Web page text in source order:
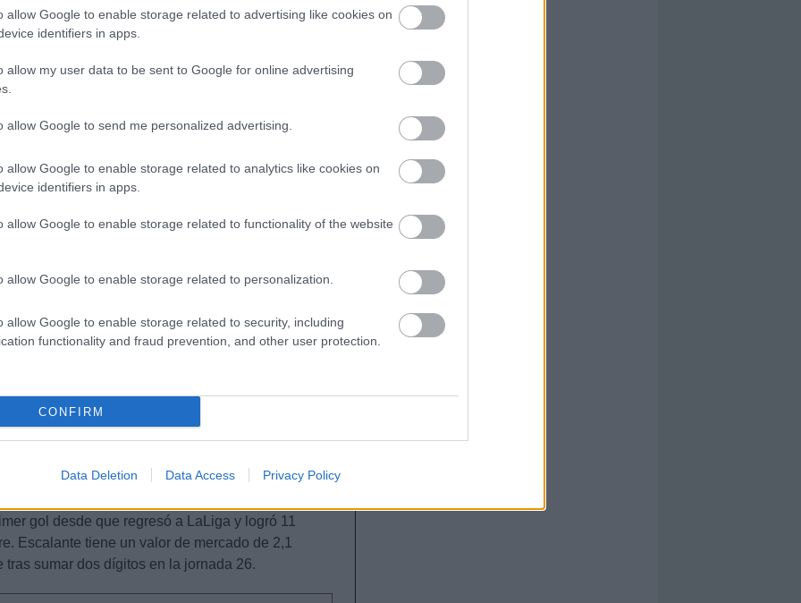
allow Google to enable storage related to advertising like cookies on
identifiers in apps.
allow my user data to be sent to Google for online advertising
allow Google to send me personalized advertising.
allow Google to enable storage related to analytics like cookies on
identifiers in apps.
allow Google to enable storage related to functionality of the website
allow Google to enable storage related to personalization.
allow Google to enable storage related to security, including
functionality and fraud prevention, and other user protection.
CONFIRM
Data Deletion Data Access Privacy Policy
el desacierto de los rematadores, pero, ¿qué
está siendo los más "fallones" esta temporada?
2.910.000)
lesiones musculares, el central hispano-
no pudo hacerlo de mejor forma. A los 4 minutos
tiro lejano que se alojó por la escuadra de la
para sumar una victoria que ponía fin a una racha
extraordinaria puntuación para todo aquel que
había subido ligeramente en los últimos días
su gran partido en Mallorca.
2.130.000)
y jugar con un hombre más 65 minutos, el
Coliseum gracias al acierto de Enes Ünal, autor de
uno de los goleadores fue uno de sus
gol desde que regresó a LaLiga y logró 11
Escalante tiene un valor de mercado de 2,1
sumar dos dígitos en la jornada 26.